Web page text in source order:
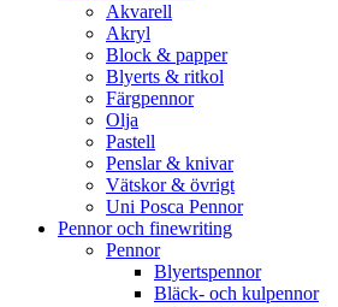
Akvarell
Akryl
Block & papper
Blyerts & ritkol
Färgpennor
Olja
Pastell
Penslar & knivar
Vätskor & övrigt
Uni Posca Pennor
Pennor och finewriting
Pennor
Blyertspennor
Bläck- och kulpennor